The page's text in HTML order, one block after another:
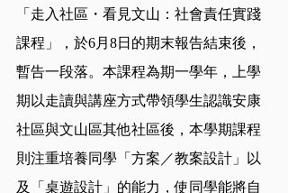
「走入社區・看見文山：社會責任實踐
課程」，於6月8日的期末報告結束後，
暫告一段落。本課程為期一學年，上學
期以走讀與講座方式帶領學生認識安康
社區與文山區其他社區後，本學期課程
則注重培養同學「方案／教案設計」以
及「桌遊設計」的能力，使同學能將自